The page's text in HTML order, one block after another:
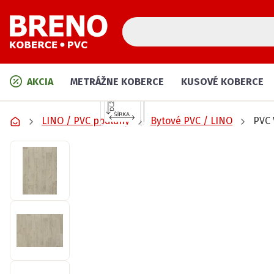
AKCIA METRÁŽNE KOBERCE KUSOVÉ KOBERCE
LINO / PVC podlahy Bytové PVC / LINO